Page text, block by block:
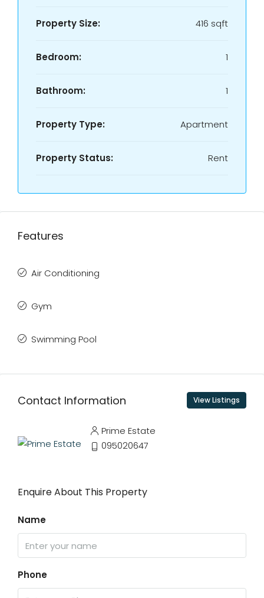
Property Size: 416 sqft
Bedroom: 1
Bathroom: 1
Property Type: Apartment
Property Status: Rent
Features
Air Conditioning
Gym
Swimming Pool
Contact Information View Listings
Prime Estate
095020647
Enquire About This Property
Name
Phone